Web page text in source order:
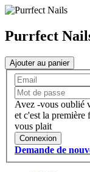
Purrfect
Ajouter au panier
Avez -vous oublié
et c'est la première
vous plait
Connexion
Demande de